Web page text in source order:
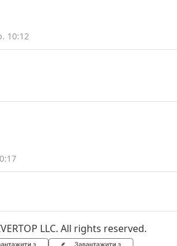
10:12
LLC. All rights reserved.